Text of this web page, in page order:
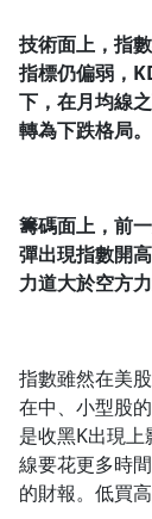
技術面上，指
指標仍偏弱，
下，在月均線
轉為下跌格局。
籌碼面上，前
彈出現指數開
力道大於空方
指數雖然在美
在中、小型股
是收黑K出現
線要花更多時
的財報。低買